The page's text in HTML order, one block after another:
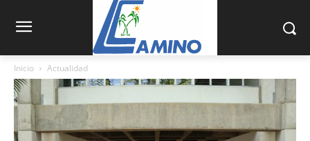
Inicio Actualidad